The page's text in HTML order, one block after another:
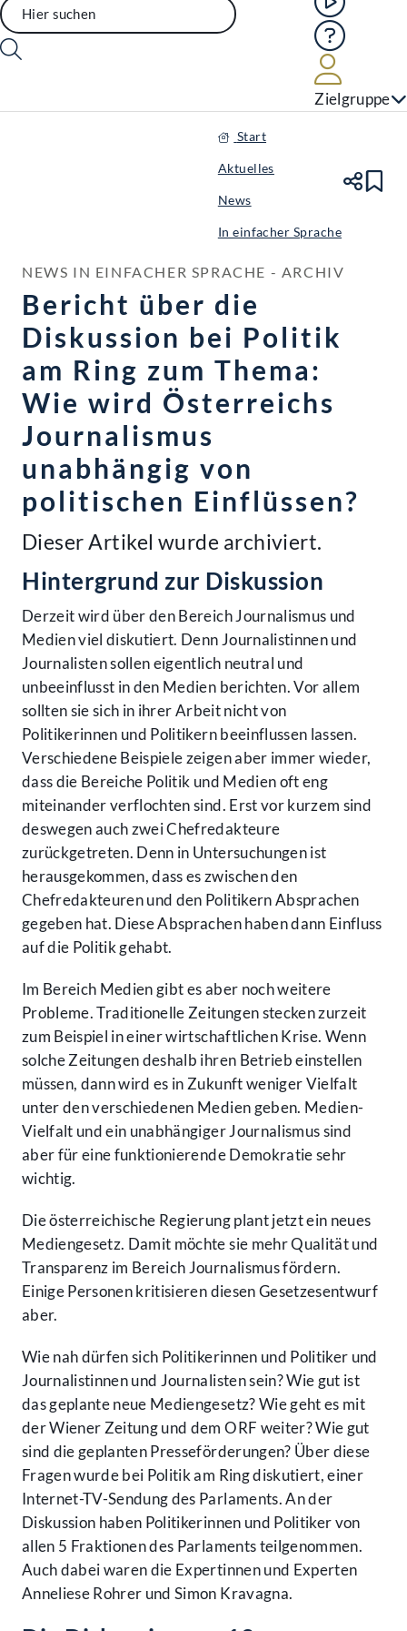
Hilfe
Zielgruppe
Start
Aktuelles
News
In einfacher Sprache
NEWS IN EINFACHER SPRACHE - ARCHIV
Bericht über die
Diskussion bei Politik
am Ring zum Thema:
Wie wird Österreichs
Journalismus
unabhängig von
politischen Einflüssen?
Dieser Artikel wurde archiviert.
Hintergrund zur Diskussion
Derzeit wird über den Bereich Journalismus und
Medien viel diskutiert. Denn Journalistinnen und
Journalisten sollen eigentlich neutral und
unbeeinflusst in den Medien berichten. Vor allem
sollten sie sich in ihrer Arbeit nicht von
Politikerinnen und Politikern beeinflussen lassen.
Verschiedene Beispiele zeigen aber immer wieder,
dass die Bereiche Politik und Medien oft eng
miteinander verflochten sind. Erst vor kurzem sind
deswegen auch zwei Chefredakteure
zurückgetreten. Denn in Untersuchungen ist
herausgekommen, dass es zwischen den
Chefredakteuren und den Politikern Absprachen
gegeben hat. Diese Absprachen haben dann Einfluss
auf die Politik gehabt.
Im Bereich Medien gibt es aber noch weitere
Probleme. Traditionelle Zeitungen stecken zurzeit
zum Beispiel in einer wirtschaftlichen Krise. Wenn
solche Zeitungen deshalb ihren Betrieb einstellen
müssen, dann wird es in Zukunft weniger Vielfalt
unter den verschiedenen Medien geben. Medien-
Vielfalt und ein unabhängiger Journalismus sind
aber für eine funktionierende Demokratie sehr
wichtig.
Die österreichische Regierung plant jetzt ein neues
Mediengesetz. Damit möchte sie mehr Qualität und
Transparenz im Bereich Journalismus fördern.
Einige Personen kritisieren diesen Gesetzesentwurf
aber.
Wie nah dürfen sich Politikerinnen und Politiker und
Journalistinnen und Journalisten sein? Wie gut ist
das geplante neue Mediengesetz? Wie geht es mit
der Wiener Zeitung und dem ORF weiter? Wie gut
sind die geplanten Presseförderungen? Über diese
Fragen wurde bei Politik am Ring diskutiert, einer
Internet-TV-Sendung des Parlaments. An der
Diskussion haben Politikerinnen und Politiker von
allen 5 Fraktionen des Parlaments teilgenommen.
Auch dabei waren die Expertinnen und Experten
Anneliese Rohrer und Simon Kravagna.